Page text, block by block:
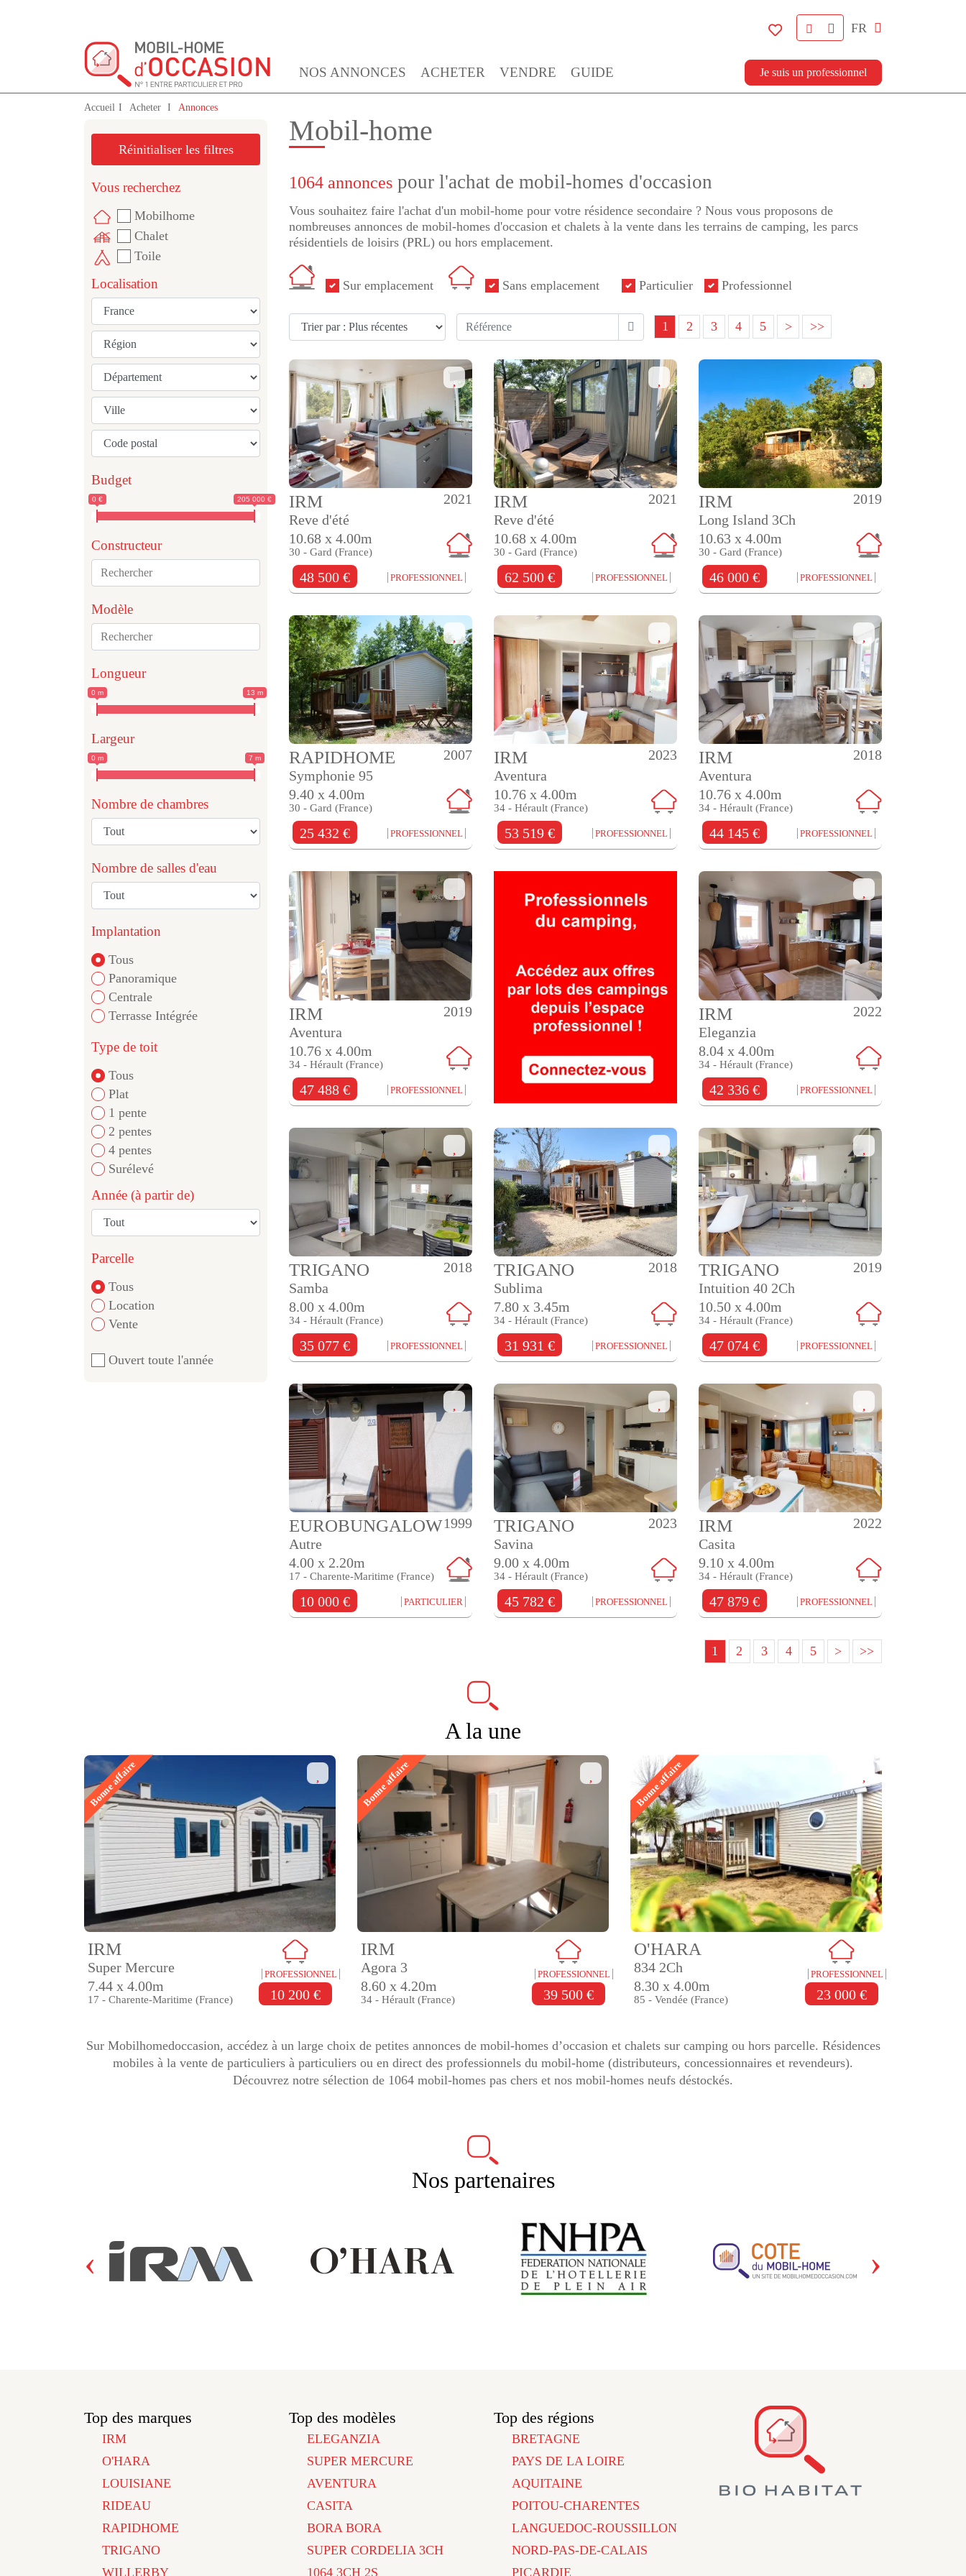
FR
NOS ANNONCES ACHETER VENDRE GUIDE Je suis un professionnel
Accueil Acheter Annonces
Réinitialiser les filtres
Vous recherchez
Mobilhome
Chalet
Toile
Localisation
Budget
0 € 205 000 €
Constructeur
Modèle
Longueur
0 m 13 m
Largeur
0 m 7 m
Nombre de chambres
Nombre de salles d'eau
Implantation
Tous
Panoramique
Centrale
Terrasse Intégrée
Type de toit
Tous
Plat
1 pente
2 pentes
4 pentes
Surélevé
Année (à partir de)
Parcelle
Tous
Location
Vente
Ouvert toute l'année
Mobil-home
1064 annonces pour l'achat de mobil-homes d'occasion
Vous souhaitez faire l'achat d'un mobil-home pour votre résidence secondaire ? Nous vous proposons de
nombreuses annonces de mobil-homes d'occasion et chalets à la vente dans les terrains de camping, les parcs
résidentiels de loisirs (PRL) ou hors emplacement.
Sur emplacement Sans emplacement Particulier Professionnel
1 2 3 4 5 > >>
2021
IRM
Reve d'été
10.68 x 4.00m
30 - Gard (France)
48 500 € PROFESSIONNEL
2021
IRM
Reve d'été
10.68 x 4.00m
30 - Gard (France)
62 500 € PROFESSIONNEL
2019
IRM
Long Island 3Ch
10.63 x 4.00m
30 - Gard (France)
46 000 € PROFESSIONNEL
2007
RAPIDHOME
Symphonie 95
9.40 x 4.00m
30 - Gard (France)
25 432 € PROFESSIONNEL
2023
IRM
Aventura
10.76 x 4.00m
34 - Hérault (France)
53 519 € PROFESSIONNEL
2018
IRM
Aventura
10.76 x 4.00m
34 - Hérault (France)
44 145 € PROFESSIONNEL
2019
IRM
Aventura
10.76 x 4.00m
34 - Hérault (France)
47 488 € PROFESSIONNEL
2022
IRM
Eleganzia
8.04 x 4.00m
34 - Hérault (France)
42 336 € PROFESSIONNEL
2018
TRIGANO
Samba
8.00 x 4.00m
34 - Hérault (France)
35 077 € PROFESSIONNEL
2018
TRIGANO
Sublima
7.80 x 3.45m
34 - Hérault (France)
31 931 € PROFESSIONNEL
2019
TRIGANO
Intuition 40 2Ch
10.50 x 4.00m
34 - Hérault (France)
47 074 € PROFESSIONNEL
1999
EUROBUNGALOW
Autre
4.00 x 2.20m
17 - Charente-Maritime (France)
10 000 € PARTICULIER
2023
TRIGANO
Savina
9.00 x 4.00m
34 - Hérault (France)
45 782 € PROFESSIONNEL
2022
IRM
Casita
9.10 x 4.00m
34 - Hérault (France)
47 879 € PROFESSIONNEL
1 2 3 4 5 > >>
A la une
Bonne affaire
IRM
Super Mercure
7.44 x 4.00m
17 - Charente-Maritime (France)
PROFESSIONNEL
10 200 €
Bonne affaire
IRM
Agora 3
8.60 x 4.20m
34 - Hérault (France)
PROFESSIONNEL
39 500 €
Bonne affaire
O'HARA
834 2Ch
8.30 x 4.00m
85 - Vendée (France)
PROFESSIONNEL
23 000 €
Sur Mobilhomedoccasion, accédez à un large choix de petites annonces de mobil-homes d’occasion et chalets sur camping ou hors parcelle. Résidences
mobiles à la vente de particuliers à particuliers ou en direct des professionnels du mobil-home (distributeurs, concessionnaires et revendeurs).
Découvrez notre sélection de 1064 mobil-homes pas chers et nos mobil-homes neufs déstockés.
Nos partenaires
‹ ›
Top des marques
IRM
O'HARA
LOUISIANE
RIDEAU
RAPIDHOME
TRIGANO
WILLERBY
Top des modèles
ELEGANZIA
SUPER MERCURE
AVENTURA
CASITA
BORA BORA
SUPER CORDELIA 3CH
1064 3CH 2S
Top des régions
BRETAGNE
PAYS DE LA LOIRE
AQUITAINE
POITOU-CHARENTES
LANGUEDOC-ROUSSILLON
NORD-PAS-DE-CALAIS
PICARDIE